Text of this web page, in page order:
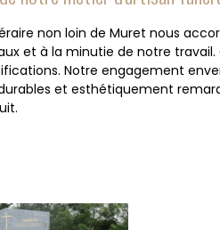
non loin de Muret nous
et à la minutie de notre
Notre engagement
et esthétiquement